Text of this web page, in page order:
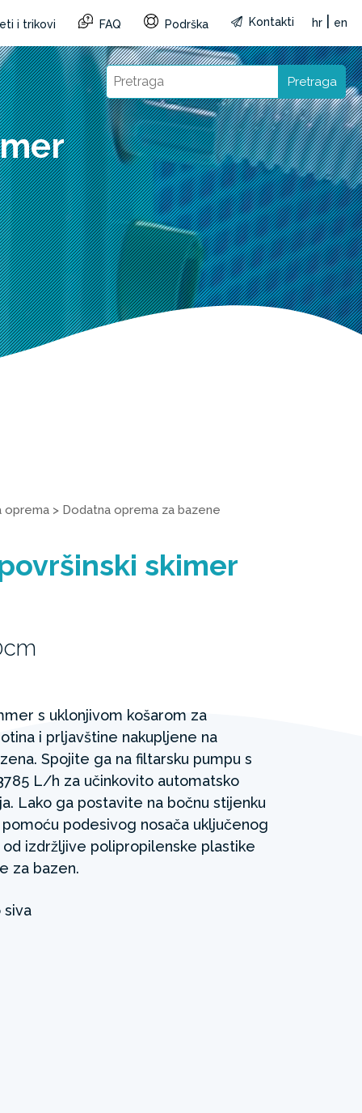
i trikovi FAQ Podrška Kontakti hr en
Pretraga
oprema > Dodatna oprema za bazene
skimer
s uklonjivom košarom za
i prljavštine nakupljene na
Spojite ga na filtarsku pumpu s
L/h za učinkovito automatsko
Lako ga postavite na bočnu stijenku
podesivog nosača uključenog
izdržljive polipropilenske plastike
za bazen.
siva